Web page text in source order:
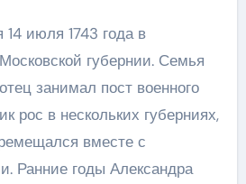
июля 1743 года в
губернии. Семья
занимал пост военного
рос в нескольких губерниях,
вместе с
Ранние годы Александра